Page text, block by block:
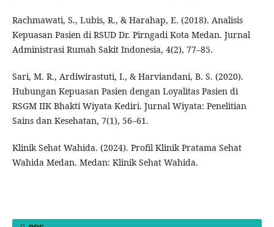
Rachmawati, S., Lubis, R., & Harahap, E. (2018). Analisis
Kepuasan Pasien di RSUD Dr. Pirngadi Kota Medan. Jurnal
Administrasi Rumah Sakit Indonesia, 4(2), 77–85.
Sari, M. R., Ardiwirastuti, I., & Harviandani, B. S. (2020).
Hubungan Kepuasan Pasien dengan Loyalitas Pasien di
RSGM IIK Bhakti Wiyata Kediri. Jurnal Wiyata: Penelitian
Sains dan Kesehatan, 7(1), 56–61.
Klinik Sehat Wahida. (2024). Profil Klinik Pratama Sehat
Wahida Medan. Medan: Klinik Sehat Wahida.